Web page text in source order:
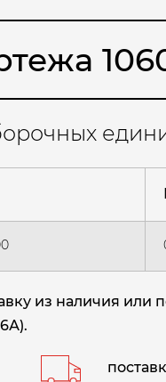
из наличия или
.